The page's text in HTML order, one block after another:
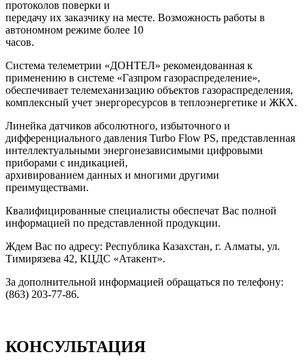
протоколов поверки и
передачу их заказчику на месте. Возможность работы в
автономном режиме более 10
часов.
Система телеметрии «ДОНТЕЛ» рекомендованная к
применению в системе «Газпром газораспределение»,
обеспечивает телемеханизацию объектов газораспределения,
комплексный учет энергоресурсов в теплоэнергетике и ЖКХ.
Линейка датчиков абсолютного, избыточного и
дифференциального давления Turbo Flow PS, представленная
интеллектуальными энергонезависимыми цифровыми
приборами с индикацией,
архивированием данных и многими другими
преимуществами.
Квалифицированные специалисты обеспечат Вас полной
информацией по представленной продукции.
Ждем Вас по адресу: Республика Казахстан, г. Алматы, ул.
Тимирязева 42, КЦДС «Атакент».
За дополнительной информацией обращаться по телефону:
(863) 203-77-86.
КОНСУЛЬТАЦИЯ